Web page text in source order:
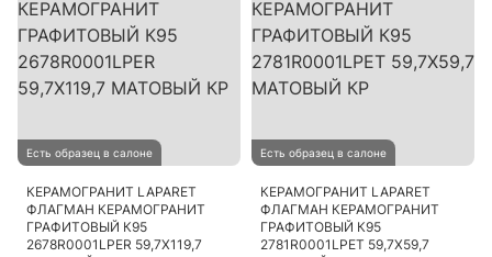
Есть образец в салоне
КЕРАМОГРАНИТ LAPARET
ФЛАГМАН КЕРАМОГРАНИТ
ГРАФИТОВЫЙ К95
2678R0001LPЕR 59,7Х119,7
Есть образец в салоне
КЕРАМОГРАНИТ LAPARET
ФЛАГМАН КЕРАМОГРАНИТ
ГРАФИТОВЫЙ К95
2781R0001LPЕТ 59,7Х59,7